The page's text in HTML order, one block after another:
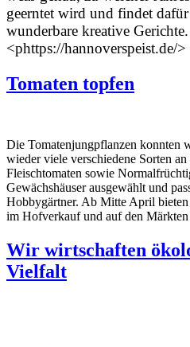
geerntet wird und findet
wunderbare kreative
<phttps://hannoverspeist.de/>
Tomaten topfen
Die Tomatenjungpflanzen konnten
wieder viele verschiedene Sorten
Fleischtomaten sowie
Gewächshäuser ausgewählt und
Hobbygärtner. Ab Mitte April
im Hofverkauf und auf den Märkten
Wir wirtschaften
Vielfalt